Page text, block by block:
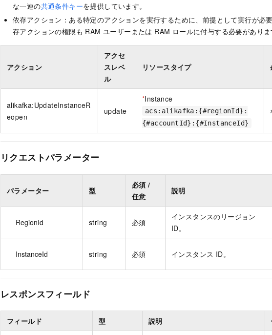
な一連の共通条件キーを提供しています。
依存アクション：ある特定のアクションを実行するために、前提として実行が必
存アクションの権限も RAM ユーザーまたは RAM ロールに付与する必要がありま
アクション
アクセ
スレベ
ル
リソースタイプ
alikafka:UpdateInstanceR
eopen
update
*Instance
acs:alikafka:{#regionId}:
{#accountId}:{#InstanceId}
リクエストパラメーター
パラメーター 型
必須 /
任意
説明
RegionId string 必須
インスタンスのリージョン
ID。
InstanceId string 必須 インスタンス ID。
レスポンスフィールド
フィールド 型 説明